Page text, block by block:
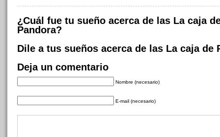
¿Cuál fue tu sueño acerca de las La caja
Pandora?
Dile a tus sueños acerca de las La caja de
Deja un comentario
Nombre (necesario)
E-mail (necesario)